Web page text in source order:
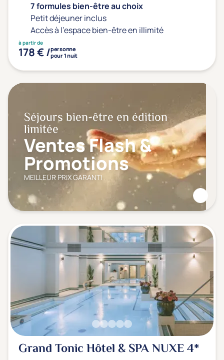
7 formules bien-être au choix
Petit déjeuner inclus
Accès à l'espace bien-être en illimité
à partir de
178 € /personne
pour 1 nuit
Séjours bien-être en édition
limitée
Ventes Flash &
Promotions
MEILLEUR PRIX GARANTI
Grand Tonic Hôtel & SPA NUXE4*